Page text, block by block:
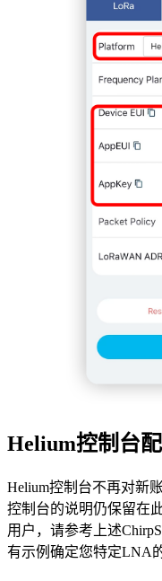
Helium控制台
Helium控制台不再对新
控制台的说明仍保留在
用户，请参考上述
有示例确定您特定LNA